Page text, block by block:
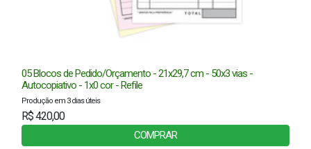
05 Blocos de Pedido/Orçamento - 21x29,7 cm - 50x3 vias -
Autocopiativo - 1x0 cor - Refile
Produção em 3 dias úteis
R$ 420,00
COMPRAR